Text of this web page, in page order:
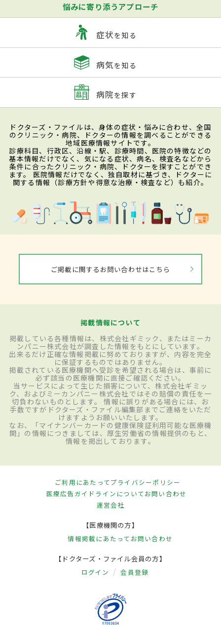
悩みに寄り添うアプローチ
症状を知る
病気を知る
病院を探す
ドクターズ・ファイルは、身体の症状・悩みに合わせ、全国
のクリニック・病院、ドクターの情報を調べることができる
地域医療情報サイトです。
診療科目、行政区、沿線・駅、診療時間、医院の特徴などの
基本情報だけでなく、気になる症状、病名、検査名などから
条件に合ったクリニック・病院、ドクターを探すことができ
ます。 医院情報だけでなく、独自取材に基づき、ドクターに
関する情報（診療方針や得意な治療・検査など）も紹介。
ご掲載に関するお問い合わせはこちら
掲載情報について
掲載している各種情報は、株式会社ギミック、またはミーカ
ンパニー株式会社が調査した情報をもとにしています。
出来るだけ正確な情報掲載に努めておりますが、内容を完全
に保証するものではありません。
掲載されている医療機関へ受診を希望される場合は、事前に
必ず該当の医療機関に直接ご確認ください。
当サービスによって生じた損害について、株式会社ギミッ
ク、およびミーカンパニー株式会社ではその賠償の責任を一
切負わないものとします。 情報に誤りがある場合には、お
手数ですがドクターズ・ファイル編集部までご連絡をいただ
けますようお願いいたします。
なお、「マイナンバーカードの健康保険証利用可能な医療機
関」の情報につきましては、厚生労働省の情報提供のもと、
情報を掲出しております。
ご利用にあたってプライバシーポリシー
医療広告ガイドラインについてお問い合わせ
運営会社
【医療機関の方】
情報掲載にあたって お問い合わせ
【ドクターズ・ファイル会員の方】
ログイン 会員登録